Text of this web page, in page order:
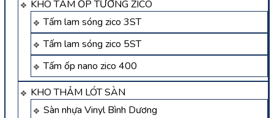
KHO TẤM ỐP TƯỜNG ZICO
Tấm lam sóng zico 3ST
Tấm lam sóng zico 5ST
Tấm ốp nano zico 400
KHO THẢM LÓT SÀN
Sàn nhựa Vinyl Bình Dương